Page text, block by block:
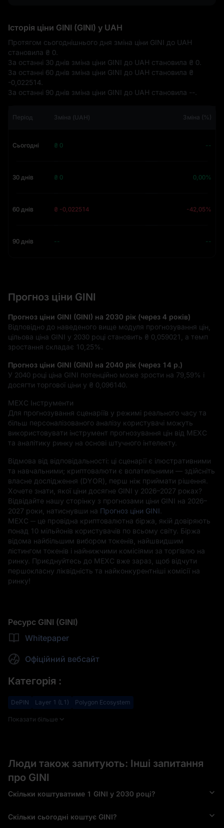
Історія ціни GINI (GINI) у UAH
Протягом сьогоднішнього дня зміна ціни GINI до UAH
становила ₴ 0
За останні 30 днів зміна ціни GINI до UAH становила ₴ 0
За останні 60 днів зміна ціни GINI до UAH становила ₴
-0,022514
За останні 90 днів зміна ціни GINI до UAH становила --
Період Зміна (UAH) Зміна (%)
Сьогодні ₴ 0 --
30 днів ₴ 0 0,00%
60 днів ₴ -0,022514 -42,05%
90 днів -- --
Прогноз ціни GINI
Прогноз ціни GINI (GINI) на 2030 рік (через 4 років)
Відповідно до наведеного вище модуля прогнозування цін,
цільова ціна GINI у 2030 році становить ₴ 0,059021
, а темп
зростання складає 10,25%
Прогноз ціни GINI (GINI) на 2040 рік (через 14 р.)
У 2040 році ціна GINI потенційно може зрости на 79,59% і
досягти торгової ціни у ₴ 0,096140
MEXC Інструменти
Для прогнозування сценаріїв у режимі реального часу та
більш персоналізованого аналізу користувачі можуть
використовувати інструмент прогнозування цін від MEXC
та аналітику ринку на основі штучного інтелекту.
Відмова від відповідальності: ці сценарії є ілюстративними
та навчальними; криптовалюти є волатильними — здійсніть
власне дослідження (DYOR), перш ніж приймати рішення.
Хочете знати, якої ціни досягне GINI у 2026–2027 роках?
Відвідайте нашу сторінку з прогнозами ціни GINI на 2026–
2027 роки, натиснувши на Прогноз ціни GINI
MEXC ─ це провідна криптовалютна біржа, якій довіряють
понад 10 мільйонів користувачів по всьому світу. Біржа
відома найбільшим вибором токенів, найшвидшим
лістингом токенів і найнижчими комісіями за торгівлю на
ринку. Приєднуйтесь до MEXC вже зараз, щоб відчути
першокласну ліквідність та найконкурентніші комісії на
ринку!
Ресурс GINI (GINI)
Whitepaper
Офіційний вебсайт
Категорія :
DePIN Layer 1 (L1) Polygon Ecosystem
Показати більше
Люди також запитують: Інші запитання
про GINI
Скільки коштуватиме 1 GINI у 2030 році?
Скільки сьогодні коштує GINI?